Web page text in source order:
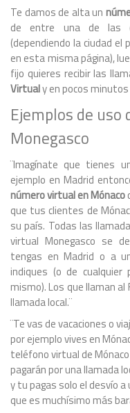
Te damos de alta un
de entre una de las
(dependiendo la ciudad
en esta misma página),
fijo quieres recibir las
Virtualy en pocos
Ejemplos de
Monegasco
¨Imagínate que tienes
ejemplo en Madrid
número virtual en Mónaco
que tus clientes de
su país. Todas las
virtual Monegasco se
tengas en Madrid o a
indiques (o de cualquier
mismo). Los que llaman al
llamada local.¨
¨Te vas de vacaciones o
por ejemplo vives en
teléfono virtual de
pagarán por una llamada
y tu pagas solo el desvío
que es muchísimo más